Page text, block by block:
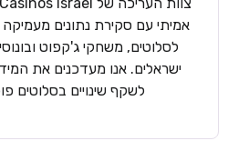
אמיתי עם סקירת נתונים מעמיקה
לסלוטים, משחקי ג'קפוט
ישראלים. אנו מעדכנים את
לשקף שינויים בסלוטים